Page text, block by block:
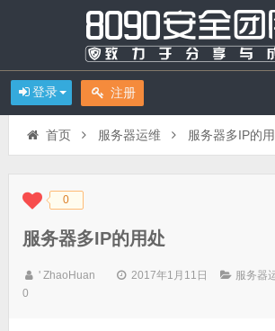
登录 注册
首页 服务器运维 服务器多IP的
◆◆ 0
服务器多IP的用处
' ZhaoHuan 2017年1月11日 服务器
0